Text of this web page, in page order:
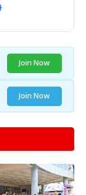
Join Now
Join Now